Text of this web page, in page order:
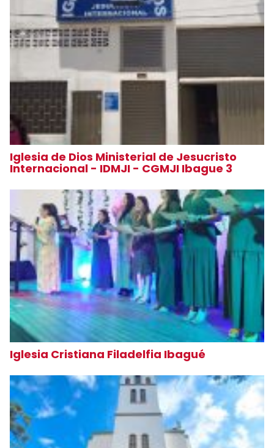
Iglesia de Dios Ministerial de Jesucristo
Internacional - IDMJI - CGMJI Ibague 3
Iglesia Cristiana Filadelfia Ibagué